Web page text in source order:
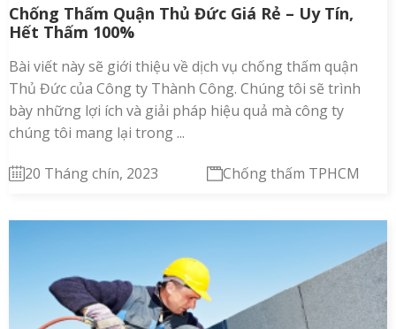
Chống Thấm Quận Thủ Đức Giá Rẻ – Uy Tín,
Hết Thấm 100%
Bài viết này sẽ giới thiệu về dịch vụ chống thấm quận
Thủ Đức của Công ty Thành Công. Chúng tôi sẽ trình
bày những lợi ích và giải pháp hiệu quả mà công ty
chúng tôi mang lại trong ...
20 Tháng chín, 2023 Chống thấm TPHCM